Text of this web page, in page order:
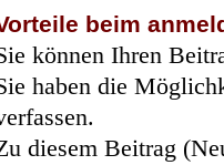
beim
können Ihren
haben die
diesem Beitrag